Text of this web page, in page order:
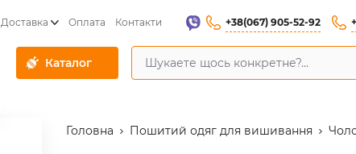
Доставка Оплата Контакти +38(067) 905-52-92
Каталог
Головна Пошитий одяг для вишивання